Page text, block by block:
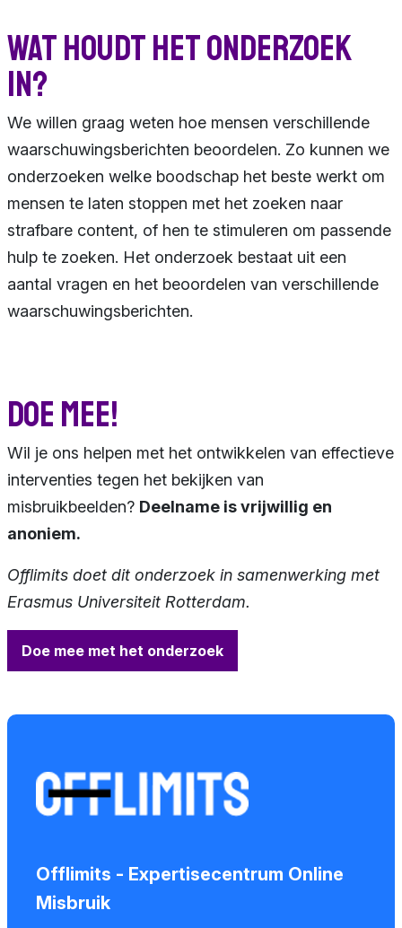
Wat houdt het onderzoek
in?
We willen graag weten hoe mensen verschillende
waarschuwingsberichten beoordelen. Zo kunnen we
onderzoeken welke boodschap het beste werkt om
mensen te laten stoppen met het zoeken naar
strafbare content, of hen te stimuleren om passende
hulp te zoeken. Het onderzoek bestaat uit een
aantal vragen en het beoordelen van verschillende
waarschuwingsberichten.
Doe mee!
Wil je ons helpen met het ontwikkelen van effectieve
interventies tegen het bekijken van
misbruikbeelden? Deelname is vrijwillig en
anoniem.
Offlimits doet dit onderzoek in samenwerking met
Erasmus Universiteit Rotterdam.
Doe mee met het onderzoek
Offlimits - Expertisecentrum Online
Misbruik